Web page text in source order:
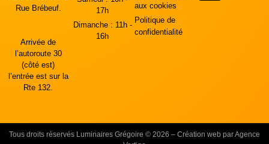
Rue Brébeuf.
Arrivée de
l’autoroute 30
(côté est)
l’entrée est sur la
Rte 132.
17h
Dimanche : 11h -
16h
aux cookies
Politique de
confidentialité
Tous droits réservés Luminaires Grégoire © 2026 – Création web par Agence